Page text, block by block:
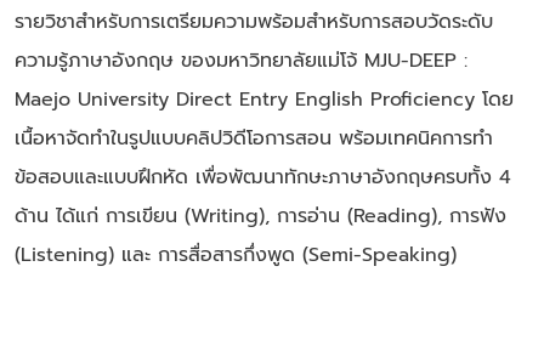
รายวิชาสำหรับการเตรียมความพร้อมสำหรับการสอบวัดระดับ
ความรู้ภาษาอังกฤษ ของมหาวิทยาลัยแม่โจ้ MJU-DEEP :
Maejo University Direct Entry English Proficiency โดย
เนื้อหาจัดทำในรูปแบบคลิปวิดีโอการสอน พร้อมเทคนิคการทำ
ข้อสอบและแบบฝึกหัด เพื่อพัฒนาทักษะภาษาอังกฤษครบทั้ง 4
ด้าน ได้แก่ การเขียน (Writing), การอ่าน (Reading), การฟัง
(Listening) และ การสื่อสารกึ่งพูด (Semi-Speaking)